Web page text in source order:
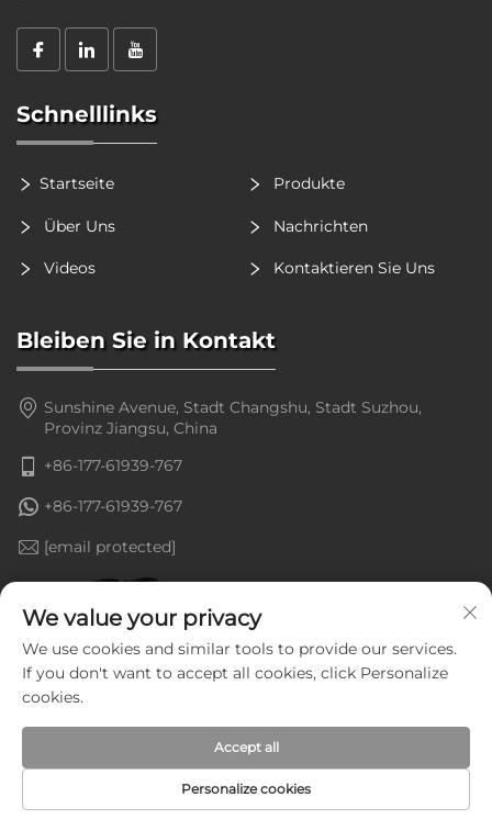
Schnelllinks
Startseite Produkte
Über Uns Nachrichten
Videos Kontaktieren Sie Uns
Bleiben Sie in Kontakt
Sunshine Avenue, Stadt Changshu, Stadt Suzhou,
Provinz Jiangsu, China
+86-177-61939-767
+86-177-61939-767
[email protected]
Copyright © Jiangsu Goldenline Intelligent Equipment Co.,
Ltd. Alle Rechte vorbehalten —Datenschutzrichtlinie—Blog
We value your privacy
We use cookies and similar tools to provide our services.
If you don't want to accept all cookies, click Personalize
cookies.
Personalize cookies
Accept all